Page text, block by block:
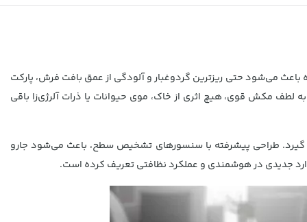
باعث می‌شود حتی ریزترین گردوغبار و آلودگی از عمق بافت فرش، پارکت
لطف مکش قوی، هیچ اثری از خاک، موی حیوانات یا ذرات آلرژی‌زا باقی
گیرد. طراحی پیشرفته با سنسورهای تشخیص سطح، باعث می‌شود جارو
جدیدی در هوشمندی و عملکرد نظافتی تعریف کرده است.